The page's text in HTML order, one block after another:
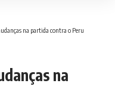
na partida contra o Peru
na